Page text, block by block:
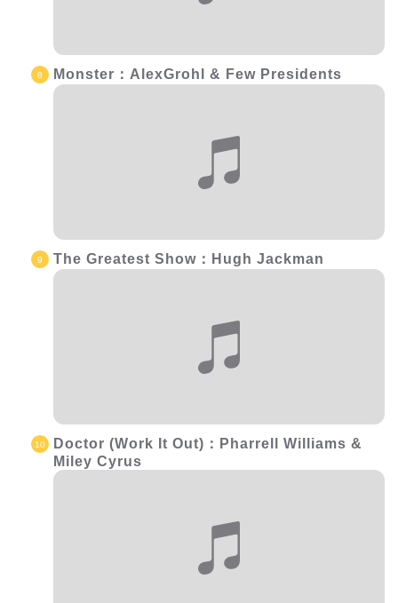
Monster：AlexGrohl & Few Presidents
The Greatest Show：Hugh Jackman
Doctor (Work It Out)：Pharrell Williams &
Miley Cyrus